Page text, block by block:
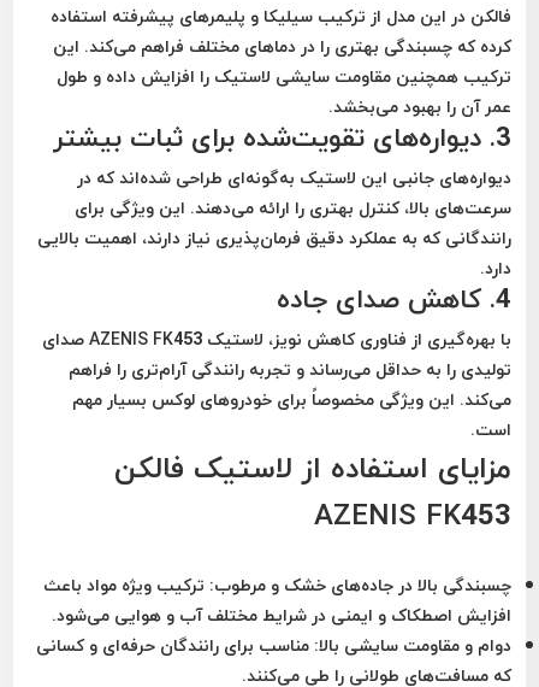
فالکن در این مدل از ترکیب سیلیکا و پلیمرهای پیشرفته استفاده
کرده که چسبندگی بهتری را در دماهای مختلف فراهم می‌کند. این
ترکیب همچنین مقاومت سایشی لاستیک را افزایش داده و طول
عمر آن را بهبود می‌بخشد.
3. دیواره‌های تقویت‌شده برای ثبات بیشتر
دیواره‌های جانبی این لاستیک به‌گونه‌ای طراحی شده‌اند که در
سرعت‌های بالا، کنترل بهتری را ارائه می‌دهند. این ویژگی برای
رانندگانی که به عملکرد دقیق فرمان‌پذیری نیاز دارند، اهمیت بالایی
دارد.
4. کاهش صدای جاده
با بهره‌گیری از فناوری کاهش نویز، لاستیک AZENIS FK453 صدای
تولیدی را به حداقل می‌رساند و تجربه رانندگی آرام‌تری را فراهم
می‌کند. این ویژگی مخصوصاً برای خودروهای لوکس بسیار مهم
است.
مزایای استفاده از لاستیک فالکن
AZENIS FK453
چسبندگی بالا در جاده‌های خشک و مرطوب: ترکیب ویژه مواد باعث
افزایش اصطکاک و ایمنی در شرایط مختلف آب و هوایی می‌شود.
دوام و مقاومت سایشی بالا: مناسب برای رانندگان حرفه‌ای و کسانی
که مسافت‌های طولانی را طی می‌کنند.